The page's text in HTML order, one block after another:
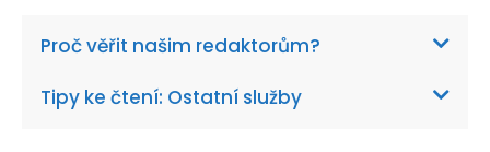
Proč věřit našim redaktorům?
Tipy ke čtení: Ostatní služby